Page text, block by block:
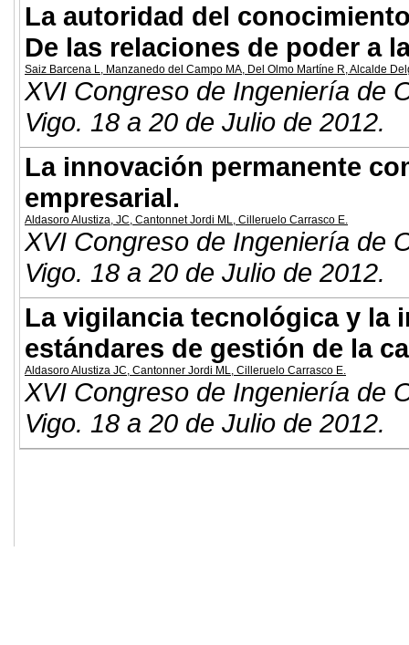
La autoridad del
De las relaciones de poder a
Saiz Barcena L, Manzanedo del Campo MA, Del Olmo Martíne R,Alcalde
XVI Congreso de Ingeniería de
Vigo. 18 a 20 de Julio de 2012.
La innovación permanente
empresarial.
Aldasoro Alustiza, JC, Cantonnet Jordi ML, Cilleruelo Carrasco E.
XVI Congreso de Ingeniería de
Vigo. 18 a 20 de Julio de 2012.
La vigilancia tecnológica y la
estándares de gestión de la
Aldasoro Alustiza JC, Cantonner Jordi ML, Cilleruelo Carrasco E.
XVI Congreso de Ingeniería de
Vigo. 18 a 20 de Julio de 2012.